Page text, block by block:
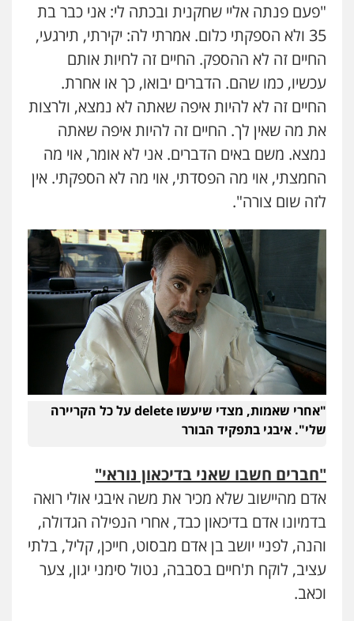
"פעם פנתה אליי שחקנית ובכתה לי: אני כבר בת
35 ולא הספקתי כלום. אמרתי לה: יקירתי, תירגעי,
החיים זה לא ההספק. החיים זה לחיות אותם
עכשיו, כמו שהם. הדברים יבואו, כך או אחרת.
החיים זה לא להיות איפה שאתה לא נמצא, ולרצות
את מה שאין לך. החיים זה להיות איפה שאתה
נמצא. משם באים הדברים. אני לא אומר, אוי מה
החמצתי, אוי מה הפסדתי, אוי מה לא הספקתי. אין
לזה שום צורה".
"אחרי שאמות, מצדי שיעשו delete על כל הקריירה
שלי". איבגי בתפקיד הבורר
"חברים חשבו שאני בדיכאון נוראי"
אדם מהיישוב שלא מכיר את משה איבגי אולי רואה
בדמיונו אדם בדיכאון כבד, אחרי הנפילה הגדולה,
והנה, לפניי יושב בן אדם מבסוט, חייכן, קליל, בלתי
עציב, לוקח ת'חיים בסבבה, נטול סימני יגון, צער
וכאב.